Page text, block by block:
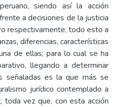
siendo así la acción
a decisiones de la justicia
respectivamente, todo esto a
diferencias, características
de ellas; para lo cual se ha
llegando a determinar
señaladas es la que más se
jurídico contemplado a
toda vez que, con esta acción